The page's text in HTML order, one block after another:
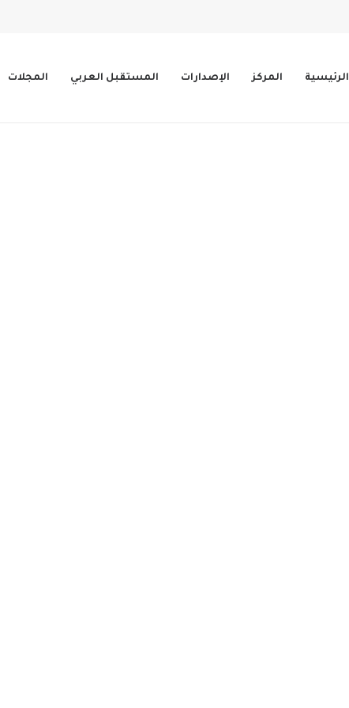
الرئيسية المركز الإصدارات المستقبل العربي المجلات